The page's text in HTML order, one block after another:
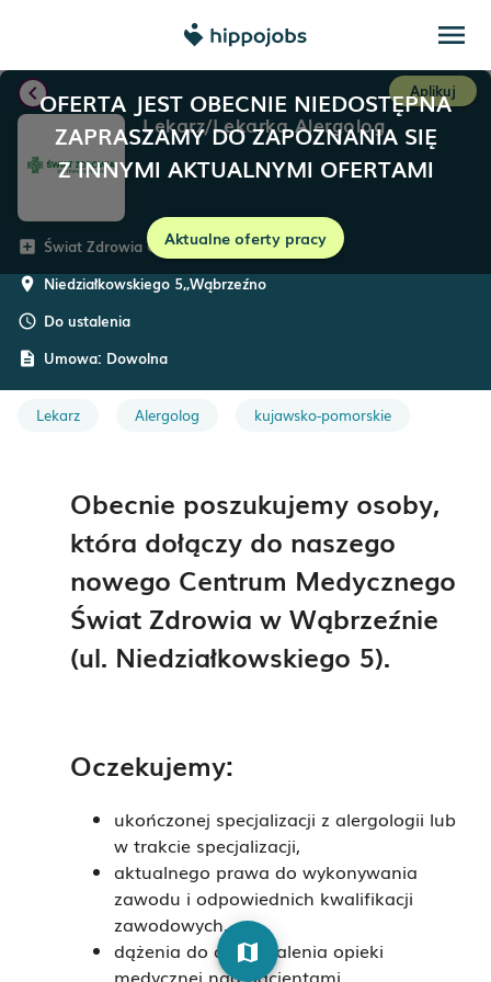
menu
OFERTA JEST OBECNIE NIEDOSTĘPNA
ZAPRASZAMY DO ZAPOZNANIA SIĘ
Z INNYMI AKTUALNYMI OFERTAMI
Aktualne oferty pracy
chevron_left Aplikuj
Lekarz/Lekarka Alergolog
add_box Świat Zdrowia Operator Medyczny
room Niedziałkowskiego 5,,Wąbrzeźno
schedule Do ustalenia
description Umowa: Dowolna
Lekarz Alergolog kujawsko-pomorskie
Obecnie poszukujemy osoby,
która dołączy do naszego
nowego Centrum Medycznego
Świat Zdrowia w Wąbrzeźnie
(ul. Niedziałkowskiego 5).
Oczekujemy:
ukończonej specjalizacji z alergologii lub
w trakcie specjalizacji,
aktualnego prawa do wykonywania
zawodu i odpowiednich kwalifikacji
zawodowych,
dążenia do doskonalenia opieki
medycznej nad pacjentami.
map